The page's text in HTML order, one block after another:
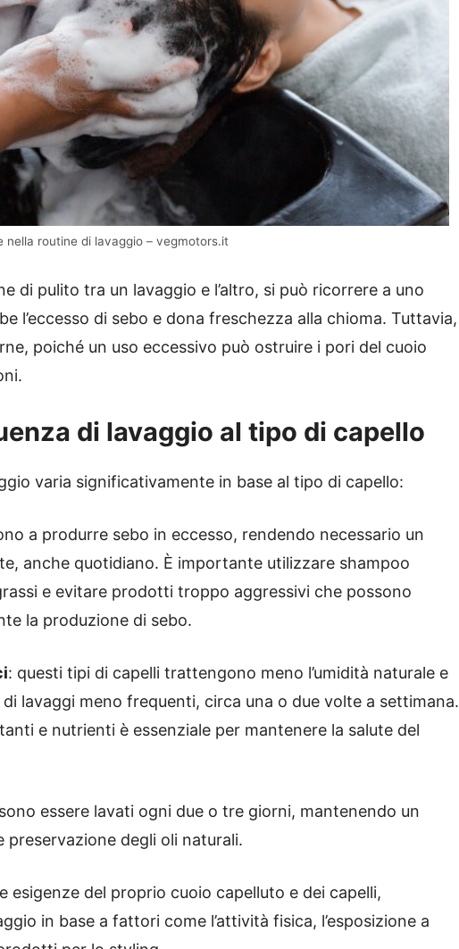
routine di lavaggio – vegmotors.it
di pulito tra un lavaggio e l’altro, si può ricorrere a uno
l’eccesso di sebo e dona freschezza alla chioma. Tuttavia,
poiché un uso eccessivo può ostruire i pori del cuoio
di lavaggio al tipo di capello
varia significativamente in base al tipo di capello:
a produrre sebo in eccesso, rendendo necessario un
anche quotidiano. È importante utilizzare shampoo
e evitare prodotti troppo aggressivi che possono
la produzione di sebo.
: questi tipi di capelli trattengono meno l’umidità naturale e
lavaggi meno frequenti, circa una o due volte a settimana.
e nutrienti è essenziale per mantenere la salute del
essere lavati ogni due o tre giorni, mantenendo un
preservazione degli oli naturali.
esigenze del proprio cuoio capelluto e dei capelli,
in base a fattori come l’attività fisica, l’esposizione a